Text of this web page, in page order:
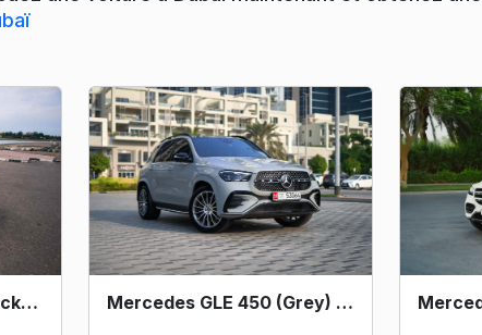
Mercedes CLE 200 (Black) 2024 Mercedes GLE 450 (Grey) 2024